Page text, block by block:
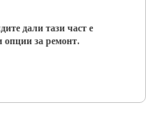
дали тази част е
за ремонт.